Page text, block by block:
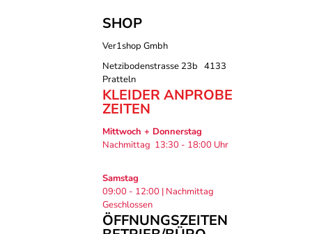
SHOP
Ver1shop Gmbh
Netzibodenstrasse 23b 4133
Pratteln
KLEIDER ANPROBE
ZEITEN
Mittwoch + Donnerstag
Nachmittag 13:30 - 18:00 Uhr
Samstag
09:00 - 12:00 | Nachmittag
Geschlossen
ÖFFNUNGSZEITEN